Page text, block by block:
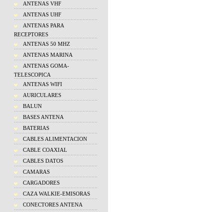
ANTENAS VHF
ANTENAS UHF
ANTENAS PARA
RECEPTORES
ANTENAS 50 MHZ
ANTENAS MARINA
ANTENAS GOMA-
TELESCOPICA
ANTENAS WIFI
AURICULARES
BALUN
BASES ANTENA
BATERIAS
CABLES ALIMENTACION
CABLE COAXIAL
CABLES DATOS
CAMARAS
CARGADORES
CAZA WALKIE-EMISORAS
CONECTORES ANTENA